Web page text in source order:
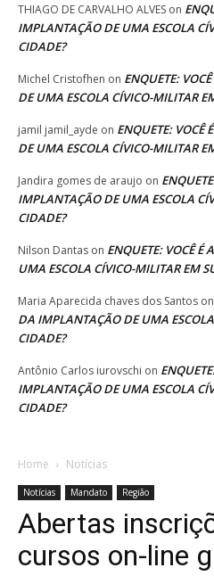
THIAGO DE CARVALHO ALVES on
IMPLANTAÇÃO DE UMA ESCOLA
CIDADE?
Michel Cristofhen on ENQUETE:
DE UMA ESCOLA CÍVICO-MILITAR
jamil jamil_ayde on ENQUETE: VOCÊ
DE UMA ESCOLA CÍVICO-MILITAR
Jandira gomes de araujo on
IMPLANTAÇÃO DE UMA ESCOLA
CIDADE?
Nilson Dantas on ENQUETE: VOCÊ É
UMA ESCOLA CÍVICO-MILITAR EM
Maria Aparecida chaves dos Santos on
DA IMPLANTAÇÃO DE UMA
CIDADE?
Antônio Carlos iurovschi on
IMPLANTAÇÃO DE UMA ESCOLA
CIDADE?